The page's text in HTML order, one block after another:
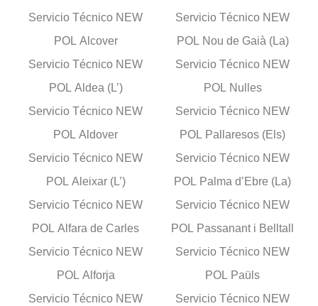
Servicio Técnico NEW
POL Alcover
Servicio Técnico NEW
POL Aldea (L’)
Servicio Técnico NEW
POL Aldover
Servicio Técnico NEW
POL Aleixar (L’)
Servicio Técnico NEW
POL Alfara de Carles
Servicio Técnico NEW
POL Alforja
Servicio Técnico NEW
Servicio Técnico NEW
POL Nou de Gaià (La)
Servicio Técnico NEW
POL Nulles
Servicio Técnico NEW
POL Pallaresos (Els)
Servicio Técnico NEW
POL Palma d’Ebre (La)
Servicio Técnico NEW
POL Passanant i Belltall
Servicio Técnico NEW
POL Paüls
Servicio Técnico NEW